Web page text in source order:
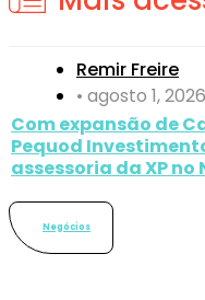
Remir Freire
• agosto 1, 2026
Com expansão de
Pequod
assessoria da XP no
Negócios